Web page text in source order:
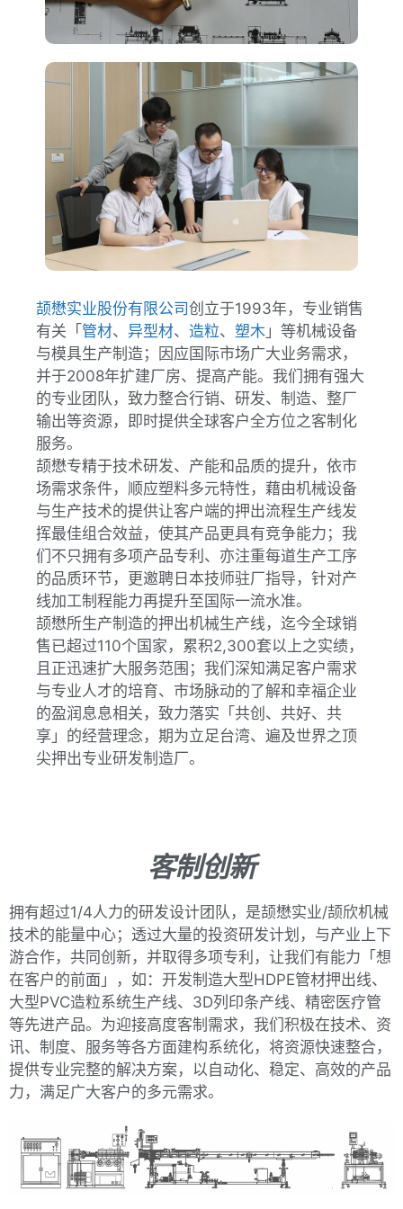
颉懋实业股份有限公司创立于1993年，专业销售
有关「 管材、 异型材、 造粒、 塑木 」等机械设备
与模具生产制造；因应国际市场广大业务需求，
并于2008年扩建厂房、提高产能。我们拥有强大
的专业团队，致力整合行销、研发、制造、整厂
输出等资源，即时提供全球客户全方位之客制化
服务。
颉懋专精于技术研发、产能和品质的提升，依市
场需求条件，顺应塑料多元特性，藉由机械设备
与生产技术的提供让客户端的押出流程生产线发
挥最佳组合效益，使其产品更具有竞争能力；我
们不只拥有多项产品专利、亦注重每道生产工序
的品质环节，更邀聘日本技师驻厂指导，针对产
线加工制程能力再提升至国际一流水准。
颉懋所生产制造的押出机械生产线，迄今全球销
售已超过110个国家，累积2,300套以上之实绩，
且正迅速扩大服务范围；我们深知满足客户需求
与专业人才的培育、市场脉动的了解和幸福企业
的盈润息息相关，致力落实「共创、共好、共
享」的经营理念，期为立足台湾、遍及世界之顶
尖押出专业研发制造厂。
客制创新
拥有超过1/4人力的研发设计团队，是颉懋实业/颉欣机械
技术的能量中心；透过大量的投资研发计划，与产业上下
游合作，共同创新，并取得多项专利，让我们有能力「想
在客户的前面」，如：开发制造大型HDPE管材押出线、
大型PVC造粒系统生产线、3D列印条产线、精密医疗管
等先进产品。为迎接高度客制需求，我们积极在技术、资
讯、制度、服务等各方面建构系统化，将资源快速整合，
提供专业完整的解决方案，以自动化、稳定、高效的产品
力，满足广大客户的多元需求。